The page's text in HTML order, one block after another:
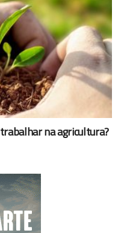
na agricultura?